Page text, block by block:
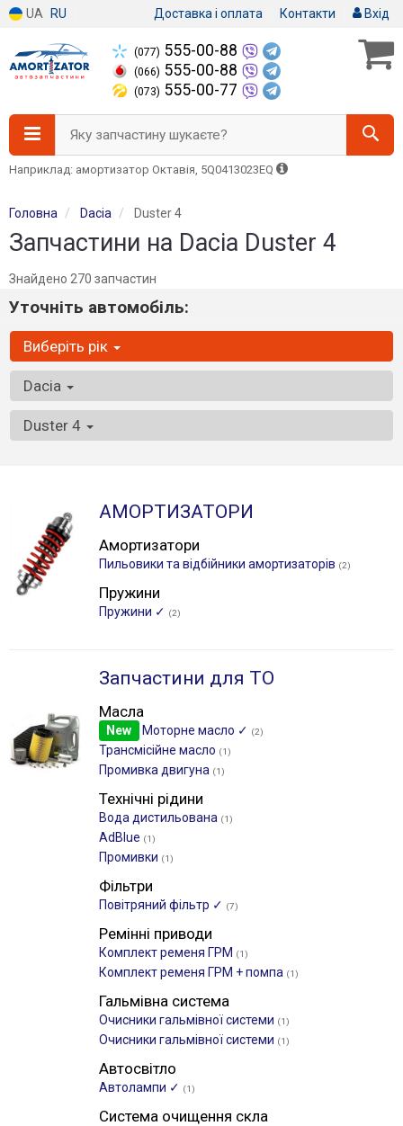
UA RU Доставка і оплата Контакти Вхід
(077) 555-00-88
(066) 555-00-88
(073) 555-00-77
Яку запчастину шукаєте?
Наприклад: амортизатор Октавія, 5Q0413023EQ
Головна Dacia Duster 4
Запчастини на Dacia Duster 4
Знайдено 270 запчастин
Уточніть автомобіль:
Виберіть рік
Dacia
Duster 4
АМОРТИЗАТОРИ
Амортизатори
Пильовики та відбійники амортизаторів (2)
Пружини
Пружини ✓ (2)
Запчастини для ТО
Масла
New Моторне масло ✓ (2)
Трансмісійне масло (1)
Промивка двигуна (1)
Технічні рідини
Вода дистильована (1)
AdBlue (1)
Промивки (1)
Фільтри
Повітряний фільтр ✓ (7)
Ремінні приводи
Комплект ременя ГРМ (1)
Комплект ременя ГРМ + помпа (1)
Гальмівна система
Очисники гальмівної системи (1)
Очисники гальмівної системи (1)
Автосвітло
Автолампи ✓ (1)
Система очищення скла